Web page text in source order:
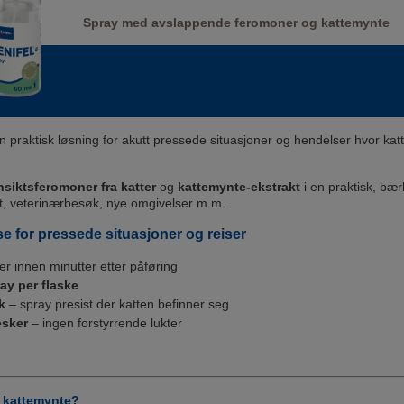
Spray med avslappende feromoner og kattemynte
praktisk løsning for akutt pressede situasjoner og hendelser hvor
fra katter og kattemynte-ekstrakt i en praktisk,
veterinærbesøk, nye omgivelser m.m.
for pressede situasjoner og reiser
innen minutter etter påføring
per flaske
– spray presist der katten befinner seg
– ingen forstyrrende lukter